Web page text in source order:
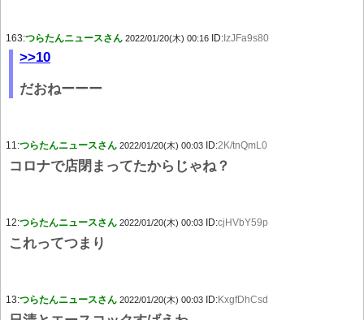
163:つらたんニュースさん 2022/01/20(木) 00:16 ID: IzJFa9s80
>>10
だおねーーー
11:つらたんニュースさん 2022/01/20(木) 00:03 ID:2K/tnQmL0
コロナで店閉まってたからじゃね？
12:つらたんニュースさん 2022/01/20(木) 00:03 ID:cjHVbY59p
これってつまり
13:つらたんニュースさん 2022/01/20(木) 00:03 ID:KxgfDhCsd